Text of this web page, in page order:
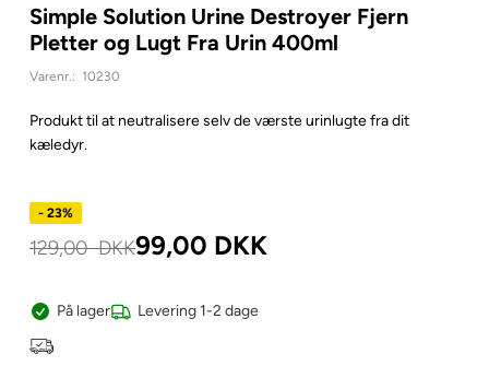
Simple Solution Urine Destroyer Fjern
Pletter og Lugt Fra Urin 400ml
Varenr.: 10230
Produkt til at neutralisere selv de værste urinlugte fra dit
kæledyr.
- 23%
129,00DKK99,00 DKK
På lager Levering 1-2 dage